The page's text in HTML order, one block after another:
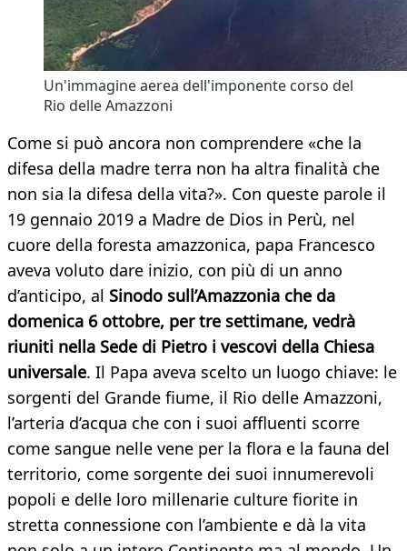
Un'immagine aerea dell'imponente corso del
Rio delle Amazzoni
Come si può ancora non comprendere «che la
difesa della madre terra non ha altra finalità che
non sia la difesa della vita?». Con queste parole il
19 gennaio 2019 a Madre de Dios in Perù, nel
cuore della foresta amazzonica, papa Francesco
aveva voluto dare inizio, con più di un anno
d’anticipo, al Sinodo sull’Amazzonia che da
domenica 6 ottobre, per tre settimane, vedrà
riuniti nella Sede di Pietro i vescovi della Chiesa
universale. Il Papa aveva scelto un luogo chiave: le
sorgenti del Grande fiume, il Rio delle Amazzoni,
l’arteria d’acqua che con i suoi affluenti scorre
come sangue nelle vene per la flora e la fauna del
territorio, come sorgente dei suoi innumerevoli
popoli e delle loro millenarie culture fiorite in
stretta connessione con l’ambiente e dà la vita